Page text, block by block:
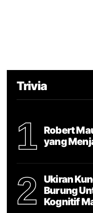
Trivia
1
Robert
yang
2
Ukiran
Burung
Kognitif